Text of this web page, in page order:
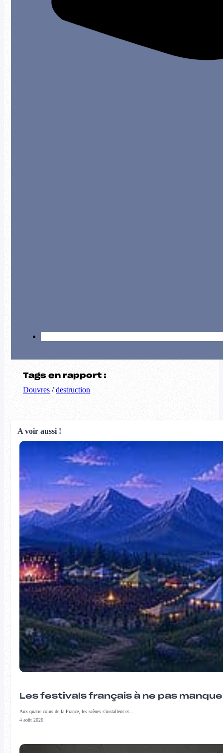
Tags en rapport :
Douvres /destruction
A voir aussi !
Les festivals français à ne pas
Aux quatre coins de la France, les scènes s'installent et…
4 août 2026